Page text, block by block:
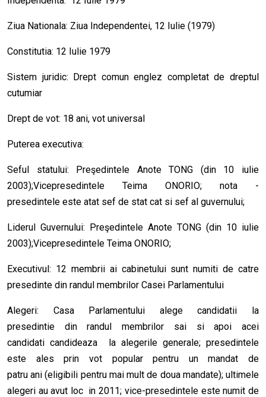
Ziua Nationala: Ziua Independentei, 12 Iulie (1979)
Constitutia: 12 Iulie 1979
Sistem juridic: Drept comun englez completat de dreptul
cutumiar
Drept de vot: 18 ani, vot universal
Puterea executiva:
Seful statului: Preşedintele Anote TONG (din 10 iulie
2003);Vicepresedintele Teima ONORIO; nota -
presedintele este atat sef de stat cat si sef al guvernului;
Liderul Guvernului: Preşedintele Anote TONG (din 10 iulie
2003);Vicepresedintele Teima ONORIO;
Executivul: 12 membrii ai cabinetului sunt numiti de catre
presedinte din randul membrilor Casei Parlamentului
Alegeri: Casa Parlamentului alege candidatii la
presedintie din randul membrilor sai si apoi acei
candidati candideaza la alegerile generale; presedintele
este ales prin vot popular pentru un mandat de
patru ani (eligibili pentru mai mult de doua mandate); ultimele
alegeri au avut loc in 2011; vice-presedintele este numit de